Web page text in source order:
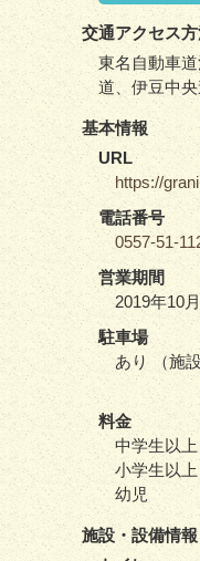
交通アクセス
東名自動車
道、伊豆中
基本情報
URL
https://
電話番号
0557-51-
営業期間
2019年10
駐車場
あり （施
料金
中学生以
小学生以
幼児
施設・ 設備情報